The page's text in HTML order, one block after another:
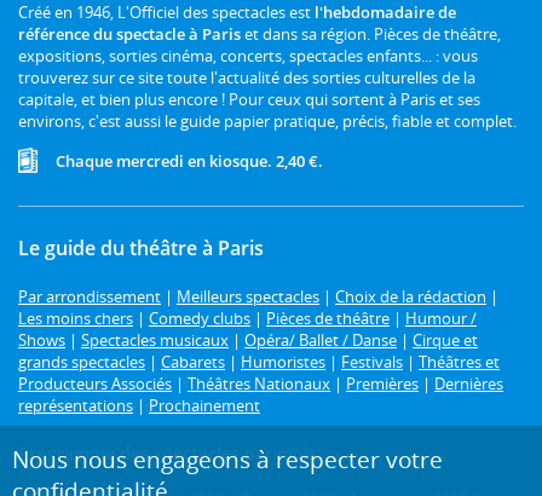
Créé en 1946, L'Officiel des spectacles est l'hebdomadaire de
référence du spectacle à Pariset dans sa région. Pièces de théâtre,
expositions, sorties cinéma, concerts, spectacles enfants... : vous
trouverez sur ce site toute l'actualité des sorties culturelles de la
capitale, et bien plus encore ! Pour ceux qui sortent à Paris et ses
environs, c'est aussi le guide papier pratique, précis, fiable et complet.
Chaque mercredi en kiosque. 2,40 €.
Le guide du théâtre à Paris
Par arrondissement | Meilleurs spectacles | Choix de la rédaction |
Les moins chers | Comedy clubs | Pièces de théâtre | Humour /
Shows | Spectacles musicaux | Opéra/ Ballet / Danse | Cirque et
grands spectacles | Cabarets | Humoristes | Festivals | Théâtres et
Producteurs Associés | Théâtres Nationaux | Premières | Dernières
représentations | Prochainement
Programme des spectacles par mois
Nous nous engageons à respecter votre